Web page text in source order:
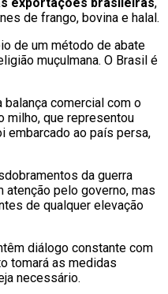
de frango, bovina e halal.
de um método de abate
muçulmana. O Brasil é
balança comercial com o
milho, que representou
embarcado ao país persa,
da guerra
atenção pelo governo, mas
de qualquer elevação
diálogo constante com
tomará as medidas
necessário.